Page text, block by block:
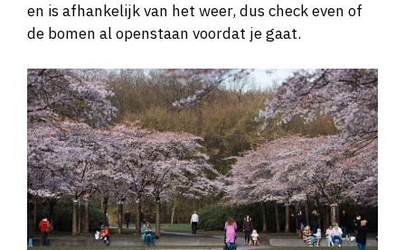
en is afhankelijk van het weer, dus check even of
de bomen al openstaan voordat je gaat.